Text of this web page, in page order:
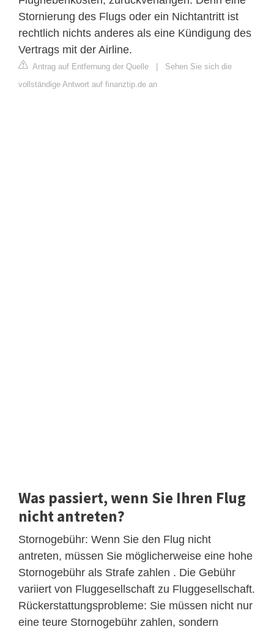
Stornierung des Flugs oder ein Nichtantritt ist
rechtlich nichts anderes als eine Kündigung des
Vertrags mit der Airline.
Antrag auf Entfernung der Quelle | Sehen Sie sich die
vollständige Antwort auf finanztip.de an
Was passiert, wenn Sie Ihren Flug
nicht antreten?
Stornogebühr: Wenn Sie den Flug nicht
antreten, müssen Sie möglicherweise eine hohe
Stornogebühr als Strafe zahlen . Die Gebühr
variiert von Fluggesellschaft zu Fluggesellschaft.
Rückerstattungsprobleme: Sie müssen nicht nur
eine teure Stornogebühr zahlen, sondern